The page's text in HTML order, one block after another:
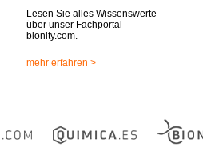
Lesen Sie alles Wissenswerte
über unser Fachportal
bionity.com.
mehr erfahren >